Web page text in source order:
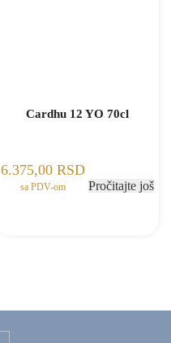
Cardhu 12 YO 70cl
6.375,00 RSD
sa PDV-om Pročitajte još